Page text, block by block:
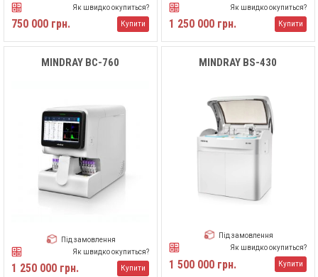
Як швидко окупиться?
750 000 грн. Купити
Як швидко окупиться?
1 250 000 грн. Купити
MINDRAY BC-760
Під замовлення
Як швидко окупиться?
1 250 000 грн. Купити
MINDRAY BS-430
Під замовлення
Як швидко окупиться?
1 500 000 грн. Купити